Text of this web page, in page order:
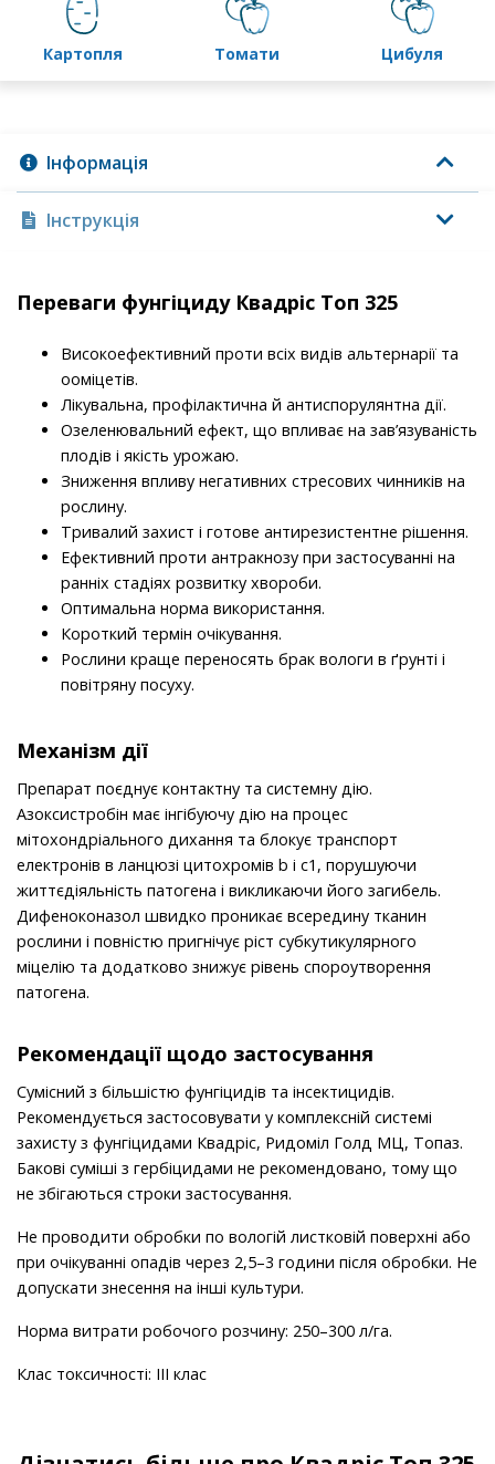
картопля томати цибуля
Інформація
Інструкція
Переваги фунгіциду Квадріс Топ 325
Високоефективний проти всіх видів альтернарії та
ооміцетів.
Лікувальна, профілактична й антиспорулянтна дії.
Озеленювальний ефект, що впливає на зав’язуваність
плодів і якість урожаю.
Зниження впливу негативних стресових чинників на
рослину.
Тривалий захист і готове антирезистентне рішення.
Ефективний проти антракнозу при застосуванні на
ранніх стадіях розвитку хвороби.
Оптимальна норма використання.
Короткий термін очікування.
Рослини краще переносять брак вологи в ґрунті і
повітряну посуху.
Механізм дії
Препарат поєднує контактну та системну дію.
Азоксистробін має інгібуючу дію на процес
мітохондріального дихання та блокує транспорт
електронів в ланцюзі цитохромів b і c1, порушуючи
життєдіяльність патогена і викликаючи його загибель.
Дифеноконазол швидко проникає всередину тканин
рослини і повністю пригнічує ріст субкутикулярного
міцелію та додатково знижує рівень спороутворення
патогена.
Рекомендації щодо застосування
Сумісний з більшістю фунгіцидів та інсектицидів.
Рекомендується застосовувати у комплексній системі
захисту з фунгіцидами Квадріс, Ридоміл Голд МЦ, Топаз.
Бакові суміші з гербіцидами не рекомендовано, тому що
не збігаються строки застосування.
Не проводити обробки по вологій листковій поверхні або
при очікуванні опадів через 2,5–3 години після обробки. Не
допускати знесення на інші культури.
Норма витрати робочого розчину: 250–300 л/га.
Клас токсичності: ІІІ клас